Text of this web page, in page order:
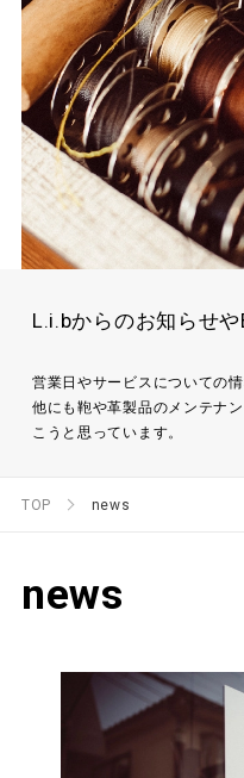
L.i.bからのお知らせや
営業日やサービスについての
他にも鞄や革製品のメンテナ
こうと思っています。
TOP news
news